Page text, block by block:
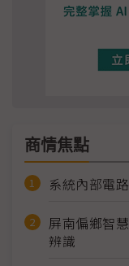
商情焦點
系統內部電
屏南偏鄉智
辨識